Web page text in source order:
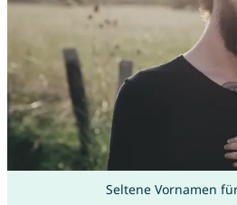
Seltene Vornamen